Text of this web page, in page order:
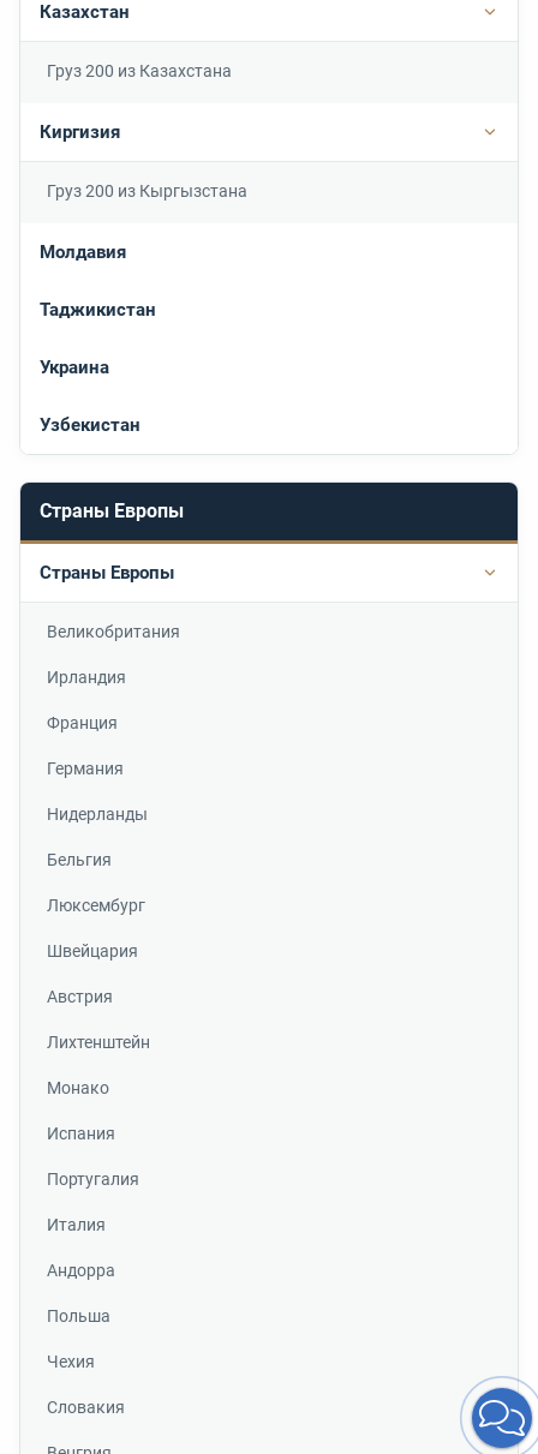
Казахстан
Груз 200 из Казахстана
Киргизия
Груз 200 из Кыргызстана
Молдавия
Таджикистан
Украина
Узбекистан
Страны Европы
Страны Европы
Великобритания
Ирландия
Франция
Германия
Нидерланды
Бельгия
Люксембург
Швейцария
Австрия
Лихтенштейн
Монако
Испания
Португалия
Италия
Андорра
Польша
Чехия
Словакия